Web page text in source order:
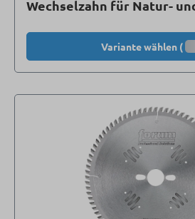
Wechselzahn für Natur-
Variante wählen (